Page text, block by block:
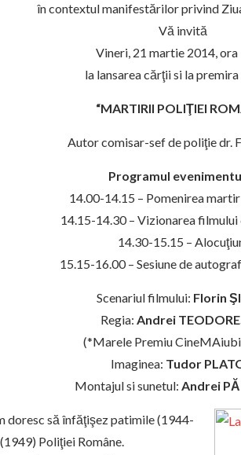
în contextul manifestărilor privind
Vă invită
Vineri, 21 martie 2014, ora
la lansarea cărţii si la
“MARTIRII POLIŢIEI
Autor comisar-sef de poliţie dr.
Programul
14.00-14.15 – Pomenirea
14.15-14.30 – Vizionarea
14.30-15.15 –
15.15-16.00 – Sesiune de
Scenariul filmului: Florin
Regia: Andrei
(*Marele Premiu
Imaginea: Tudor
Montajul si sunetul: Andrei
doresc să înfăţişez patimile (1944-
Poliţiei Române.